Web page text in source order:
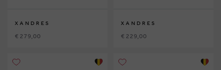
XANDRES
€ 279,00
XANDRES
€ 229,00